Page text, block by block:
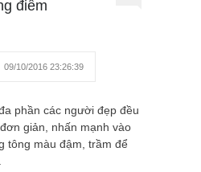
điểm
09/10/2016 23:26:39
phần các người đẹp đều
giản, nhấn mạnh vào
tông màu đậm, trầm để